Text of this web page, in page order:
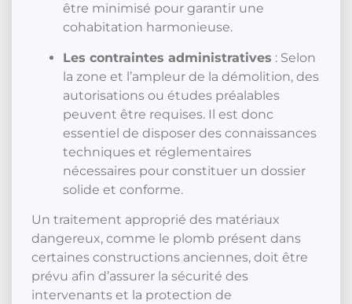
être minimisé pour garantir une
cohabitation harmonieuse.
Les contraintes administratives : Selon
la zone et l’ampleur de la démolition, des
autorisations ou études préalables
peuvent être requises. Il est donc
essentiel de disposer des connaissances
techniques et réglementaires
nécessaires pour constituer un dossier
solide et conforme.
Un traitement approprié des matériaux
dangereux, comme le plomb présent dans
certaines constructions anciennes, doit être
prévu afin d’assurer la sécurité des
intervenants et la protection de